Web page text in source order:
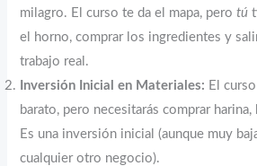
milagro. El curso te da el mapa, perotú
el horno, comprar los ingredientes y
trabajo real.
Inversión Inicial en Materiales: El
barato, pero necesitarás comprar
Es una inversión inicial (aunque muy
cualquier otro negocio).